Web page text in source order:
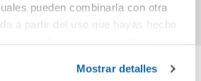
pueden combinarla con otra
a partir del uso que hayas hecho
Mostrar detalles